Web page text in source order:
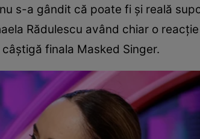
s-a gândit că poate fi și reală
Rădulescu având chiar o
finala Masked Singer.